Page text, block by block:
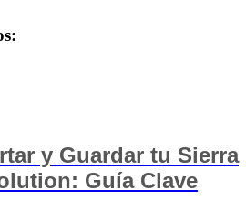
y Guardar tu Sierra
Guía Clave